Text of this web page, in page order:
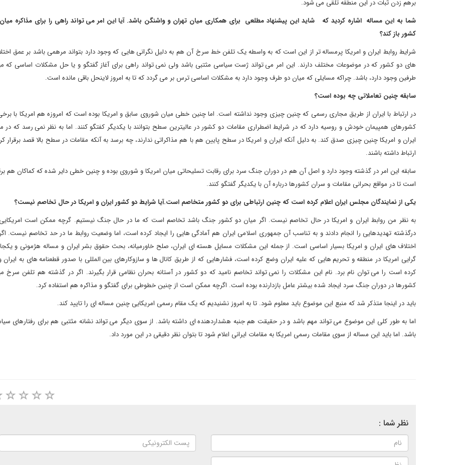
برهم زدن ثبات در این منطقه تلقی می شود.
شما به این مساله اشاره کردید که
شاید این پیشنهاد مطلعی برای همکاری میان تهران و واشنگن باشد. آیا این امر میتواند راهی را برای مذاکره
کشور باز کند؟
شرایط روابط ایران و امریکا پرمساله تر از این است که به واسطه یک تلفن خط سرخ آن هم به دلیل نگرانی هایی که وجود دارد بتواند مرهمی باشد بر عمق
های دو کشور که در موضوعات مختلف دارند. این امر می تواند ژست سیاسی مثتبی باشد ولی نمی تواند راهی برای آغاز گفتگو و یا حل مشکلات اساسی که
طرفین وجود دارد، باشد. چراکه مسایلی که میان دو طرف وجود دارد به مشکلات اساسی ترس بر می گردد که تا به امروز لاینحل باقی مانده است.
سابقه چنین تعاملاتی چه بوده است؟
در ارتباط با ایران از طریق مجاری رسمی که چنین چیزی وجود نداشته است. اما چنین خطی میان شوروی سابق و امریکا بوده است که امروزه هم امریکا با
کشورهای همپیمان خودش و روسیه دارد که در شرایط اضطراری مقامات دو کشور در عالیترین سطح بتوانند با یکدیگر کفتگو کنند. اما به نظر نمی رسد که در
ایران و امریکا چنین چیزی صدق کند. به دلیل آنکه ایران و امریکا در سطح پایین هم با هم مذاکراتی ندارند، چه برسد به آنکه مقامات در سطح بالا قصد برقرار
ارتباط داشته باشند.
سابقه این امر در گذشته وجود دارد و اصل آن هم در دوران جنگ سرد برای رقابت تسلیحاتی میان امریکا و شوروی بوده و چنین خطی دایر شده که کماکان هم
است تا در مواقع بحرانی مقامات و سران کشورها درباره آن با یکدیگر گفتگو کنند.
یکی از نمایندگان مجلس ایران اعلام کرده است که چنین ارتباطی برای دو کشور متخاصم است.آیا شرایط دو کشور ایران و امریکا در حال تخاصم نیست؟
به نظر من روابط ایران و امریکا در حال تخاصم نیست. اگر میان دو کشور جنگ باشد تخاصم است که ما در حال جنگ نیستیم. گرچه ممکن است
درگذشته تهدیدهایی را انجام دادند و به تناسب آن جمهوری اسلامی ایران هم آمادگی هایی را ایجاد کرده است، اما وضعیت روابط ما در حد تخاصم نیست.
اختلاف های ایران و امریکا بسیار اساسی است. از جمله این مشکلات مسایل هسته ای ایران، صلح خاورمیانه، بحث حقوق بشر ایران و مساله هژمونی و
گرایی امریکا در منطقه و تحریم هایی که علیه ایران وضع کرده است، فشارهایی که از طریق کانال ها و سازوکارهای بین المللی با صدور قطعنامه های به ایران
کرده است را می توان نام برد. نام این مشکلات را نمی تواند تخاصم نامید که دو کشور در آستانه بحران نظامی قرار بگیرند. اگر در گذشته هم تلفن سرخ
کشورها در دوران جنگ سرد ایجاد شده بیشتر عامل بازدارنده بوده است. اگرچه ممکن است از چنین خطوطی برای گفتگو و مذاکره هم استفاده کرد.
باید در اینجا متذکر شد که منبع این موضوع باید معلوم شود. تا به امروز نشنیدیم که یک مقام رسمی امریکایی چنین مساله ای را تایید کند.
اما به طور کلی این موضوع می تواند مهم باشد و در حقیقت هم جنبه هشداردهنده ای داشته باشد. از سوی دیگر می تواند نشانه مثتبی هم برای رفتارهای
باشد. اما باید این مساله از سوی مقامات رسمی امریکا به مقامات ایرانی اعلام شود تا بتوان نظر دقیقی در این مورد داد.
نظر شما :